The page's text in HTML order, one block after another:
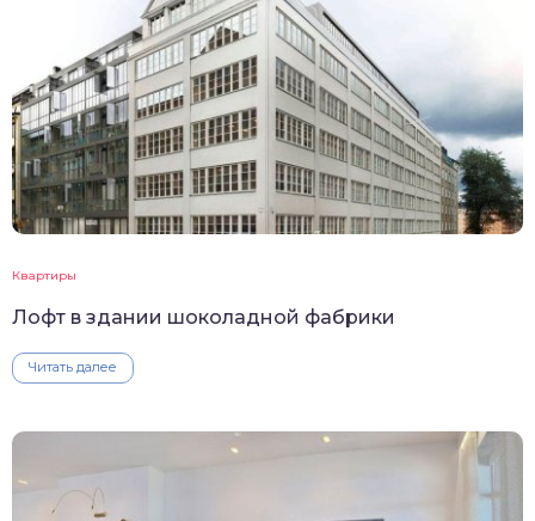
Квартиры
Лофт в здании шоколадной фабрики
Читать далее